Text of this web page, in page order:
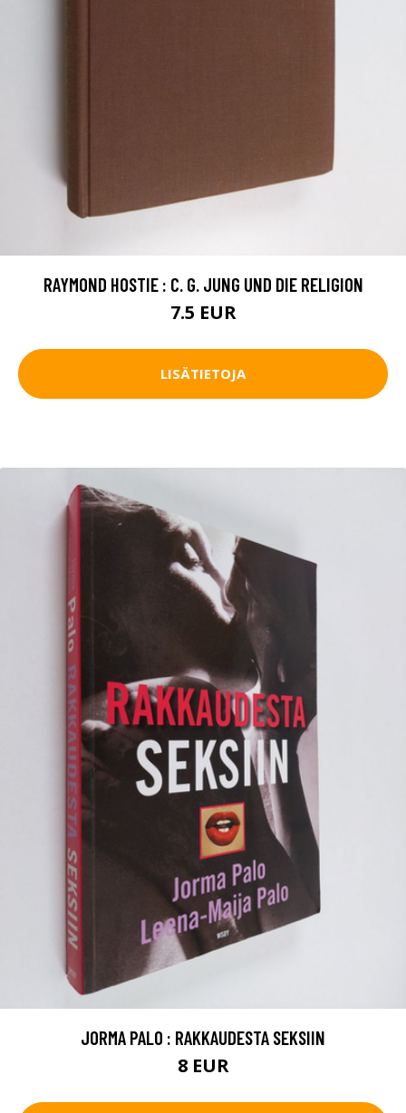
RAYMOND HOSTIE : C. G. JUNG UND DIE RELIGION
7.5 EUR
LISÄTIETOJA
JORMA PALO : RAKKAUDESTA SEKSIIN
8 EUR